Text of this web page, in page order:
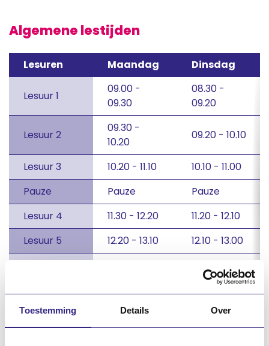
Toestemming Details Over
Algemene lestijden
Lesuren Maandag Dinsdag
Lesuur 1
09.00 -
09.30
08.30 -
09.20
Lesuur 2
09.30 -
10.20
09.20 - 10.10
Lesuur 3 10.20 - 11.10
10.10 - 11.00
Pauze
Pauze
Pauze
Lesuur 4
11.30 - 12.20
11.20 - 12.10
Lesuur 5
12.20 - 13.10
12.10 - 13.00
Lesuur 6
14.30
Lesuur 7
14.30 - 15.20